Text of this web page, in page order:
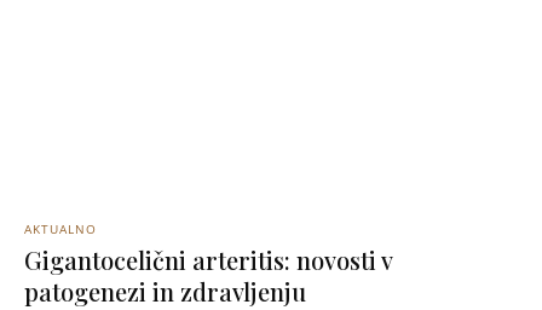
AKTUALNO
Gigantocelični arteritis: novosti v
patogenezi in zdravljenju